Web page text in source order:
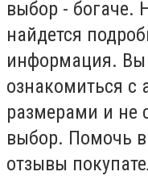
выбор - богаче.
найдется
информация. Вы
ознакомиться с
размерами и не
выбор. Помочь
отзывы